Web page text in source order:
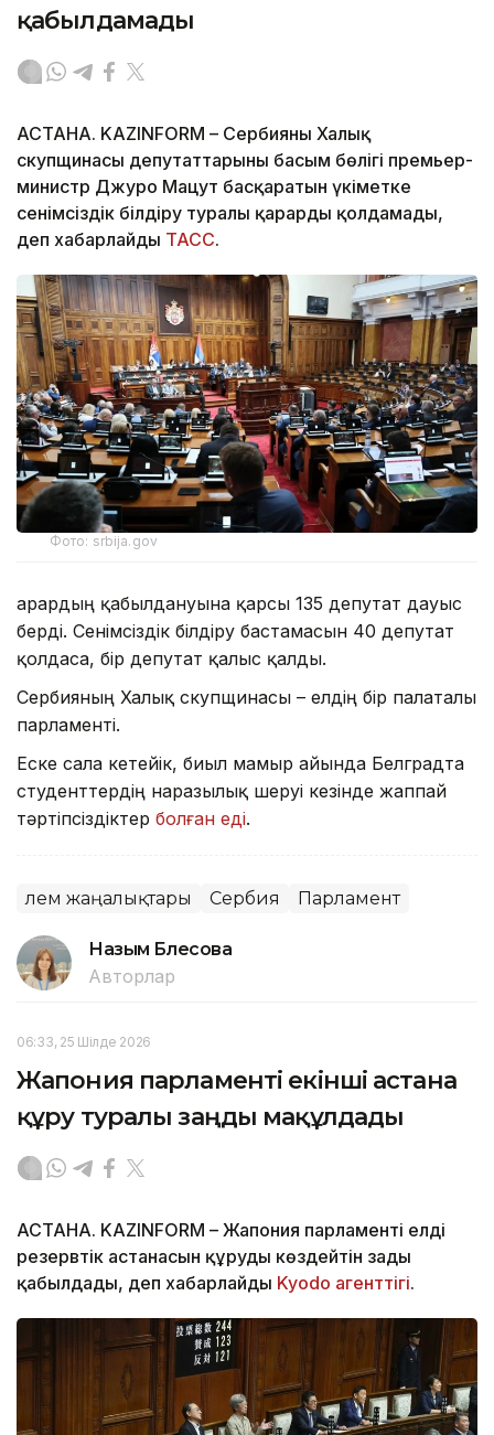
қабылдамады
АСТАНА. KAZINFORM – Сербияның Халық
скупщинасы депутаттарының басым бөлігі премьер-
министр Джуро Мацут басқаратын үкіметке
сенімсіздік білдіру туралы қарарды қолдамады,
деп хабарлайды ТАСС.
Фото: srbija.gov
Қарардың қабылдануына қарсы 135 депутат дауыс
берді. Сенімсіздік білдіру бастамасын 40 депутат
қолдаса, бір депутат қалыс қалды.
Сербияның Халық скупщинасы – елдің бір палаталы
парламенті.
Еске сала кетейік, биыл мамыр айында Белградта
студенттердің наразылық шеруі кезінде жаппай
тәртіпсіздіктер болған еді.
Әлем жаңалықтары Сербия Парламент
Назым Бөлесова
Авторлар
06:33, 25 Шілде 2026
Жапония парламенті екінші астана
құру туралы заңды мақұлдады
АСТАНА. KAZINFORM – Жапония парламенті елдің
резервтік астанасын құруды көздейтін заңды
қабылдады, деп хабарлайды Kyodo агенттігі.